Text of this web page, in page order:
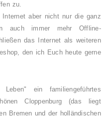
zu.
aber nicht nur die ganz
auch immer mehr Offline-
das Internet als weiteren
den ich Euch heute gerne
ein familiengeführtes
Cloppenburg (das liegt
Bremen und der holländischen